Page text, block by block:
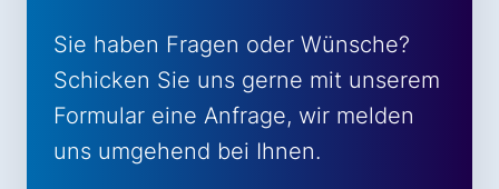
Sie haben Fragen oder Wünsche?
Schicken Sie uns gerne mit unserem
Formular eine Anfrage, wir melden
uns umgehend bei Ihnen.